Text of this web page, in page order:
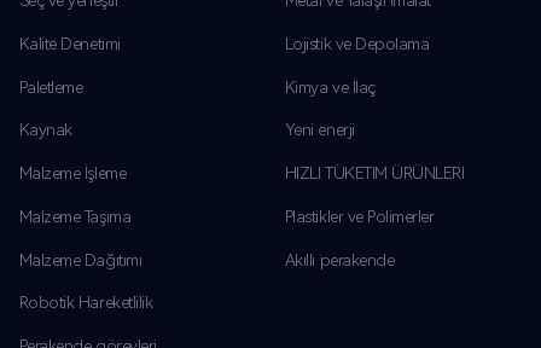
Kalite Denetimi
Paletleme
Kaynak
Malzeme İşleme
Malzeme Taşıma
Malzeme Dağıtımı
Robotik Hareketlilik
Lojistik ve Depolama
Kimya ve İlaç
Yeni enerji
HIZLI TÜKETIM ÜRÜNLERI
Plastikler ve Polimerler
Akıllı perakende